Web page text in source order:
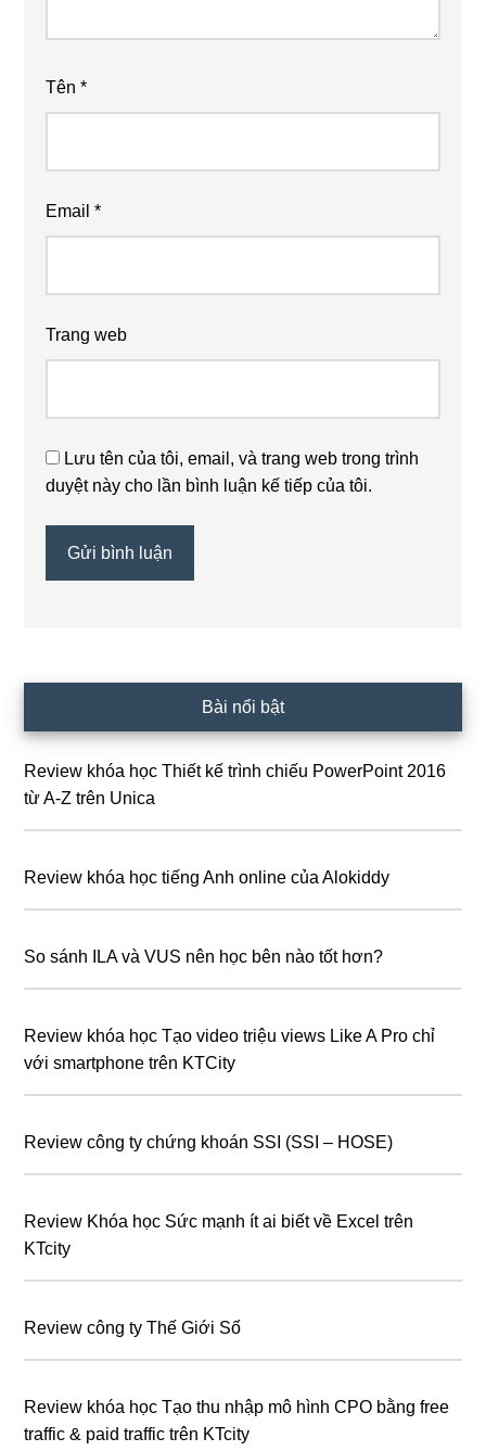
Tên*
Email*
Trang web
Lưu tên của tôi, email, và trang web trong trình
duyệt này cho lần bình luận kế tiếp của tôi.
chính
Bài nổi bật
Review khóa học Thiết kế trình chiếu PowerPoint 2016
từ A-Z trên Unica
Review khóa học tiếng Anh online của Alokiddy
So sánh ILA và VUS nên học bên nào tốt hơn?
Review khóa học Tạo video triệu views Like A Pro chỉ
với smartphone trên KTCity
Review công ty chứng khoán SSI (SSI – HOSE)
Review Khóa học Sức mạnh ít ai biết về Excel trên
KTcity
Review công ty Thế Giới Số
Review khóa học Tạo thu nhập mô hình CPO bằng free
traffic & paid traffic trên KTcity